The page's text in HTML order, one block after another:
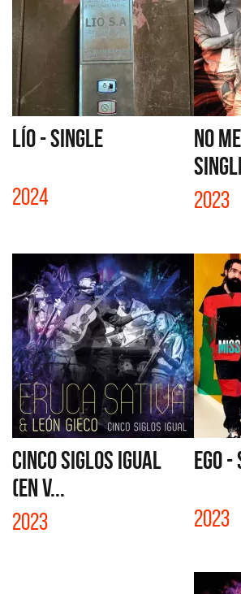
LÍO - SINGLE
2024
NO
2023
CINCO SIGLOS IGUAL
(EN V...
2023
EGO -
2023